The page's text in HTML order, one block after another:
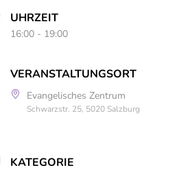
UHRZEIT
16:00 - 19:00
VERANSTALTUNGSORT
Evangelisches Zentrum
Schwarzstr. 25, 5020 Salzburg
KATEGORIE